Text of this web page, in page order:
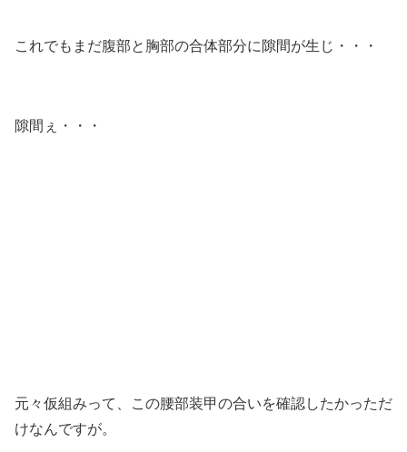
これでもまだ腹部と胸部の合体部分に隙間が生じ・・・
隙間ぇ・・・
元々仮組みって、この腰部装甲の合いを確認したかっただ
けなんですが。